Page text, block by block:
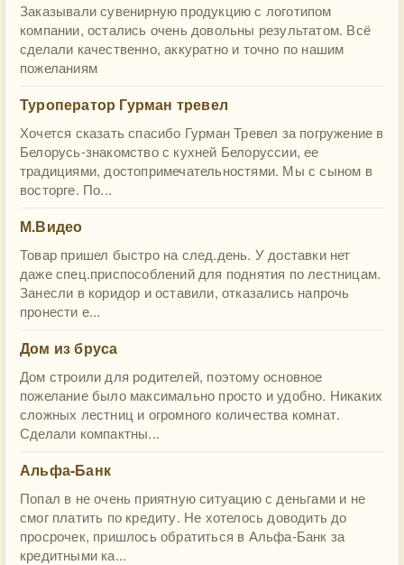
Заказывали сувенирную продукцию с логотипом
компании, остались очень довольны результатом. Всё
сделали качественно, аккуратно и точно по нашим
пожеланиям
Туроператор Гурман тревел
Хочется сказать спасибо Гурман Тревел за погружение в
Белорусь-знакомство с кухней Белоруссии, ее
традициями, достопримечательностями. Мы с сыном в
восторге. По...
М.Видео
Товар пришел быстро на след.день. У доставки нет
даже спец.приспособлений для поднятия по лестницам.
Занесли в коридор и оставили, отказались напрочь
пронести е...
Дом из бруса
Дом строили для родителей, поэтому основное
пожелание было максимально просто и удобно. Никаких
сложных лестниц и огромного количества комнат.
Сделали компактны...
Альфа-Банк
Попал в не очень приятную ситуацию с деньгами и не
смог платить по кредиту. Не хотелось доводить до
просрочек, пришлось обратиться в Альфа-Банк за
кредитными ка...